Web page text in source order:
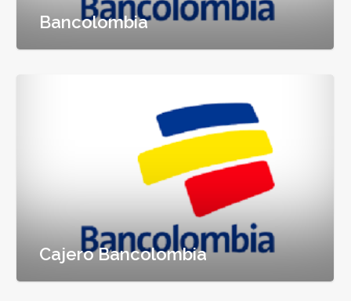
Bancolombia
Cajero Bancolombia